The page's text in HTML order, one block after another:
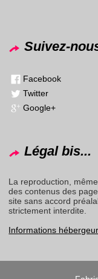
Suivez-
Facebook
Twitter
Google+
Légal bis...
La reproduction,
des contenus des
site sans accord
strictement interdite.
Informations hébergeur